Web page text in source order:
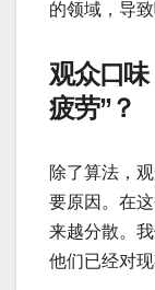
的领域，导致
观众口
疲劳”？
除了算法，
要原因。在
来越分散。
他们已经对